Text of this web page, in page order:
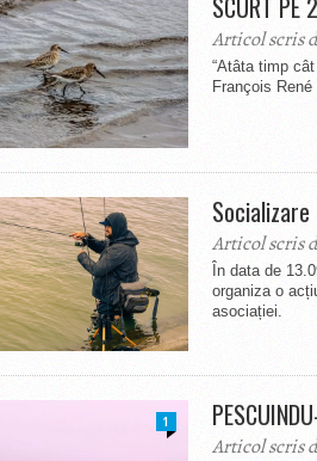
SCURT PE 2
Articol scris
“Atâta timp
François
Socializare
Articol scris
În data de
organiza o
asociației.
1
Articol scris